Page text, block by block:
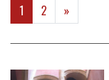
1 (current)
2 »